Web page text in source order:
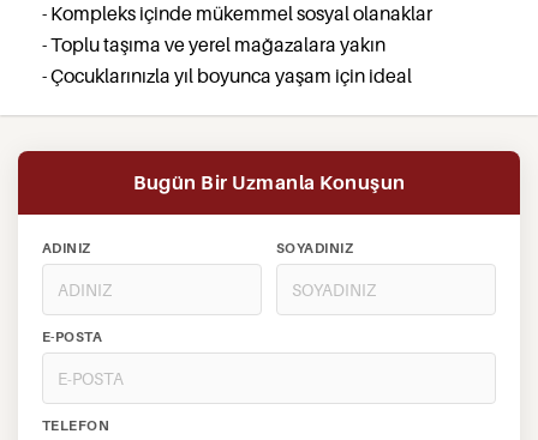
- Kompleks içinde mükemmel sosyal olanaklar
- Toplu taşıma ve yerel mağazalara yakın
- Çocuklarınızla yıl boyunca yaşam için ideal
Bugün Bir Uzmanla Konuşun
ADINIZ SOYADINIZ
E-POSTA
TELEFON